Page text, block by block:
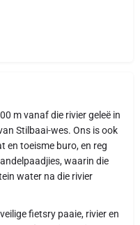
m vanaf die rivier geleë in
Stilbaai-wes. Ons is ook
en toeisme buro, en reg
waarin die
water na die rivier
fietsry paaie, rivier en